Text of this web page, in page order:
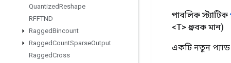
QuantizedReshape
RFFTND
RaggedBincount
RaggedCountSparseOutput
RaggedCross
পাবলিক স্ট্যাটিক
<T> ধ্রুবক মান)
একটি নতুন প্যাড